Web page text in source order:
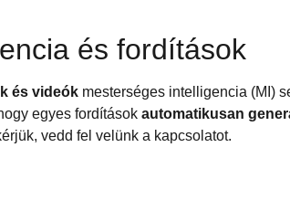
és fordítások
és videók mesterséges intelligencia (MI)
egyes fordítások automatikusan
vedd fel velünk a kapcsolatot.